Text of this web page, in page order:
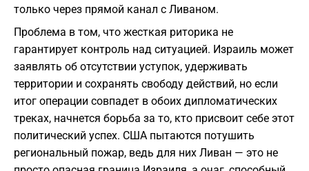
только через прямой канал с Ливаном.
Проблема в том, что жесткая риторика не
гарантирует контроль над ситуацией. Израиль может
заявлять об отсутствии уступок, удерживать
территории и сохранять свободу действий, но если
итог операции совпадет в обоих дипломатических
треках, начнется борьба за то, кто присвоит себе этот
политический успех. США пытаются потушить
региональный пожар, ведь для них Ливан — это не